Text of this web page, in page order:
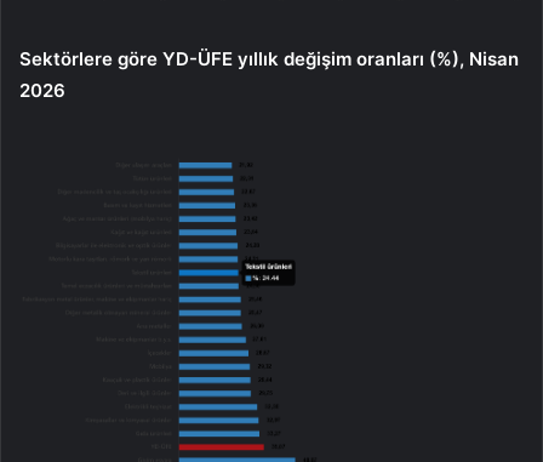
Sektörlere göre YD-ÜFE yıllık değişim oranları (%), Nisan
2026